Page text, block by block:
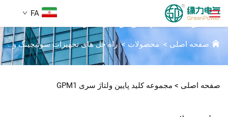
FA
محصولات
مجموعه کلید پایین ولتاژ سری GPM1
صفحه اصلی > محصولات > راه حل های تجهیزات سوئیچینگ ولتاژ پایین
صفحه اصلی > مجموعه کلید پایین ولتاژ سری GPM1